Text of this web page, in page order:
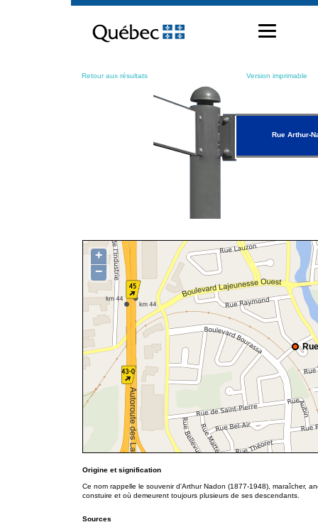
contenu
Retour aux résultats Version imprimable
Rue Arthur-
+
−
Origine et signification
Ce nom rappelle le souvenir d'Arthur Nadon (1877-1948), maraîcher,
constuire et où demeurent toujours plusieurs de ses descendants.
Sources